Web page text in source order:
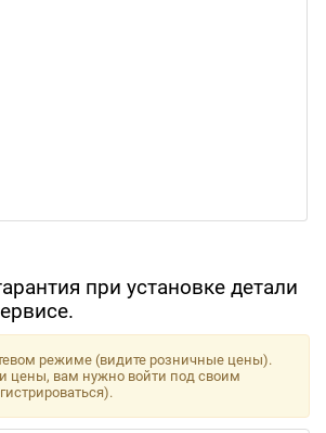
при установке детали
режиме (видите розничные цены).
цены, вам нужно войти под своим